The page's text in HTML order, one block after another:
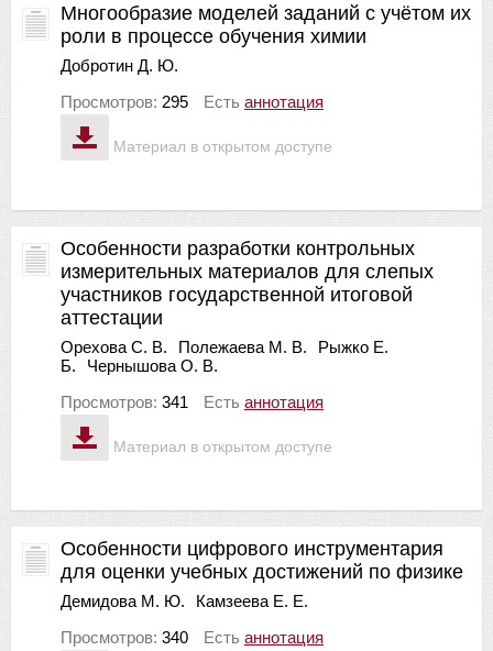
Материал в открытом доступе
Многообразие моделей заданий с учётом их
роли в процессе обучения химии
Добротин Д. Ю.
Просмотров: 295 Есть аннотация
Материал в открытом доступе
Особенности разработки контрольных
измерительных материалов для слепых
участников государственной итоговой
аттестации
Орехова С. В. Полежаева М. В.
Рыжко Е.
Б.
Чернышова О. В.
Просмотров: 341 Есть аннотация
Особенности цифрового инструментария
для оценки учебных достижений по физике
Демидова М. Ю.
Камзеева Е. Е.
Просмотров: 340 Есть аннотация